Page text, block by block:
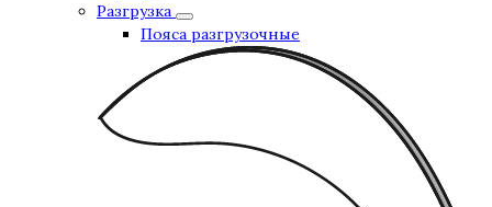
Разгрузка
Пояса разгрузочные